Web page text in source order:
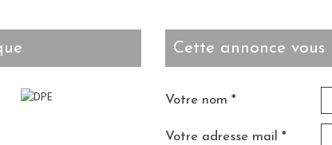
cette annonce vous
Votre nom *
Votre adresse mail *